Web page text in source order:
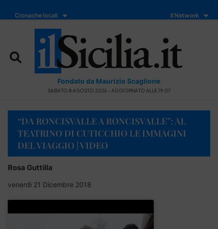
Cronache locali Il Network
Fondato da Maurizio Scaglione
SABATO 8 AGOSTO 2026 - AGGIORNATO ALLE 19:07
“DA RONCISVALLE A RONCISVALLE”: AL
TEATRINO DI CUTICCHIO LE IMMAGINI
DEL VIAGGIO | VIDEO
Rosa Guttilla
venerdì 21 Dicembre 2018